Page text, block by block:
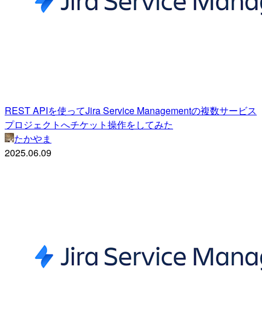
REST APIを使ってJira Service Managementの複数サービス
プロジェクトへチケット操作をしてみた
たかやま
2025.06.09